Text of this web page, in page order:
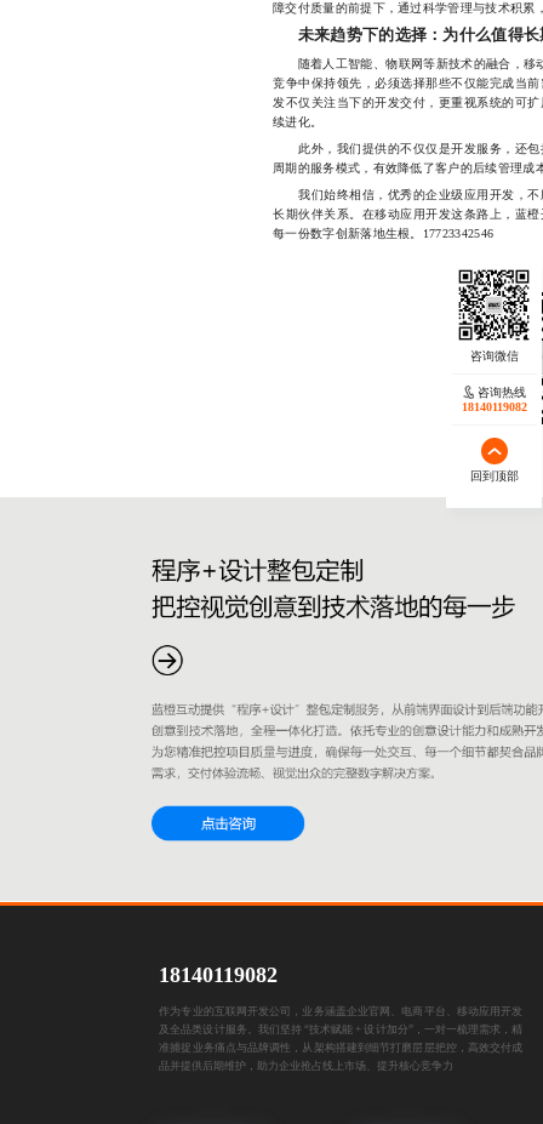
障交付质量的前提下，通过科学管理与技术积累
未来趋势下的选择：为什么值得
随着人工智能、物联网等新技术的融合，移
竞争中保持领先，必须选择那些不仅能完成当
发不仅关注当下的开发交付，更重视系统的可
续进化。
此外，我们提供的不仅仅是开发服务，还包
周期的服务模式，有效降低了客户的后续管理成
我们始终相信，优秀的企业级应用开发，不
长期伙伴关系。在移动应用开发这条路上，蓝
每一份数字创新落地生根。17723342546
咨询热线
18140119082
回到顶部
18140119082
作为专业的互联网开发公司，业务涵盖企业官网、电商平台、移动应用开发
及全品类设计服务。我们坚持 “技术赋能 + 设计加分”，一对一梳理需求，精
准捕捉业务痛点与品牌调性，从架构搭建到细节打磨层层把控，高效交付成
品并提供后期维护，助力企业抢占线上市场、提升核心竞争力